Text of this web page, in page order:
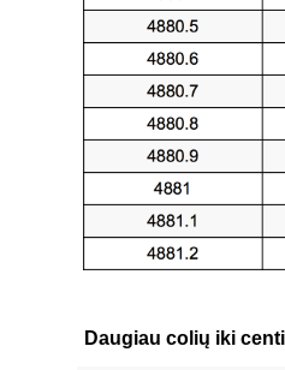
Daugiau colių iki